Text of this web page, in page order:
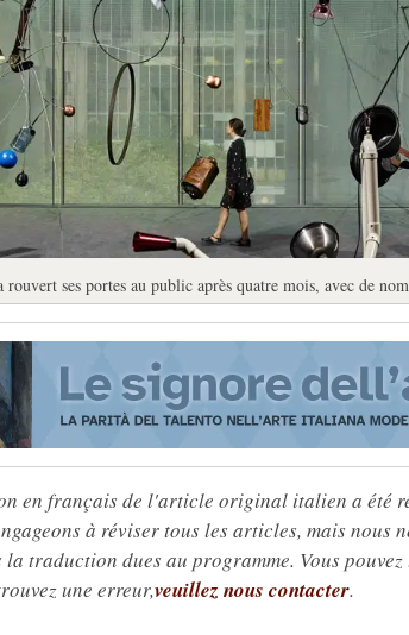
ses portes au public après quatre mois, avec de
en français de l'article original italien a été
à réviser tous les articles, mais nous
traduction dues au programme. Vous
une erreur,veuillez nous contacter.